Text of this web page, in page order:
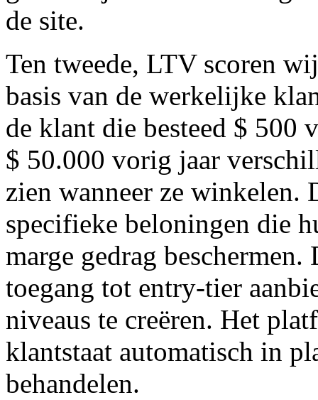
de site.
Ten tweede, LTV scoren
basis van de werkelijke
de klant die besteed $ 500
$ 50.000 vorig jaar
zien wanneer ze
specifieke beloningen die
marge gedrag
toegang tot entry-tier
niveaus te creëren. Het
klantstaat automatisch in
behandelen.